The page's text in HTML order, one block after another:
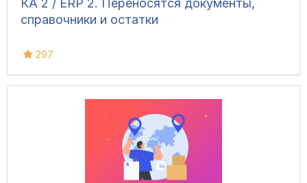
КА 2 / ERP 2. Переносятся документы,
справочники и остатки
297